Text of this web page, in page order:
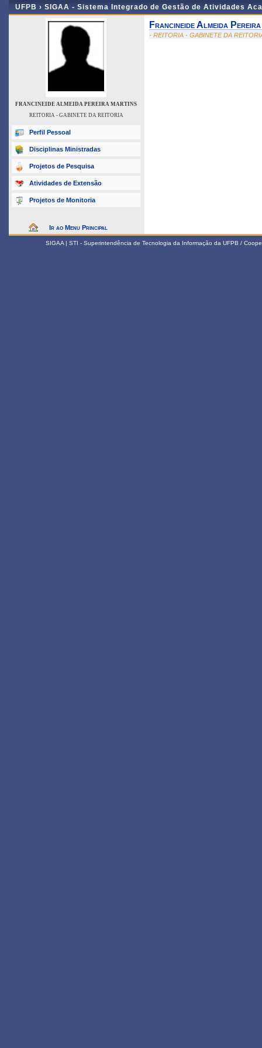
UFPB › SIGAA - Sistema Integrado de Gestão de Atividades
FRANCINEIDE ALMEIDA PEREIRA MARTINS
REITORIA - GABINETE DA REITORIA
Perfil Pessoal
Disciplinas Ministradas
Projetos de Pesquisa
Atividades de Extensão
Projetos de Monitoria
Ir ao Menu Principal
Francineide Almeida
- REITORIA - GABINETE DA
SIGAA | STI - Superintendência de Tecnologia da Informação da UFPB /